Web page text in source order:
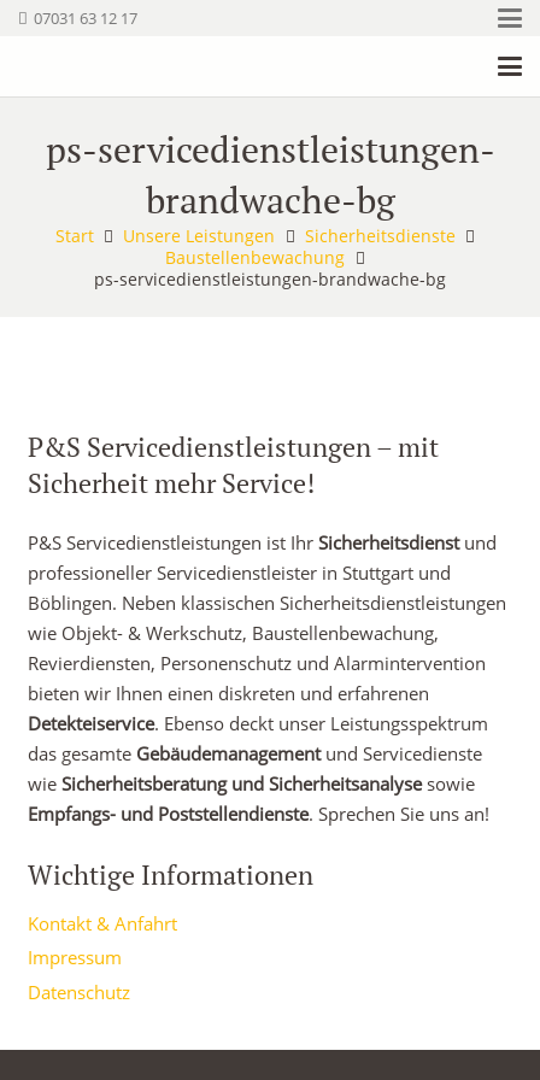
07031 63 12 17
ps-servicedienstleistungen-
brandwache-bg
Start Unsere Leistungen
Sicherheitsdienste
Baustellenbewachung
ps-servicedienstleistungen-brandwache-bg
P&S Servicedienstleistungen – mit
Sicherheit mehr Service!
P&S Servicedienstleistungen ist Ihr Sicherheitsdienstund
professioneller Servicedienstleister in Stuttgart und
Böblingen. Neben klassischen Sicherheitsdienstleistungen
wie Objekt- & Werkschutz, Baustellenbewachung,
Revierdiensten, Personenschutz und Alarmintervention
bieten wir Ihnen einen diskreten und erfahrenen
Detekteiservice. Ebenso deckt unser Leistungsspektrum
das gesamte Gebäudemanagementund Servicedienste
wie Sicherheitsberatung und Sicherheitsanalysesowie
Empfangs- und Poststellendienste. Sprechen Sie uns an!
Wichtige Informationen
Kontakt & Anfahrt
Impressum
Datenschutz